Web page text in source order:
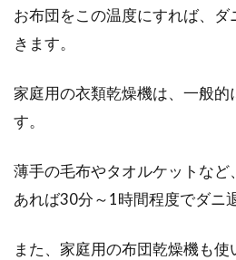
て洗濯物を
は、みなさんは
お布団をこの温度にすれば、
きます。
家庭用の衣類乾燥機は、一般
す。
薄手の毛布やタオルケットな
あれば30分～1時間程度でダニ
また、家庭用の布団乾燥機も